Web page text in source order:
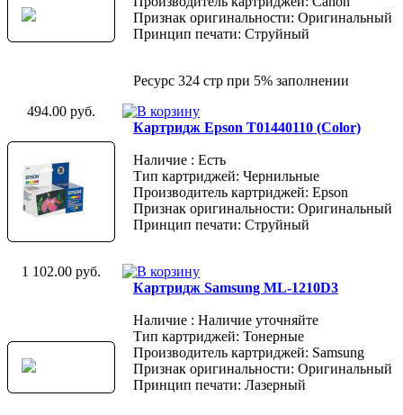
Признак оригинальности: Оригинальный
Принцип печати: Струйный
Ресурс 324 стр при 5% заполнении
494.00 руб.
Картридж Epson T01440110 (Color)
Наличие : Есть
Тип картриджей: Чернильные
Производитель картриджей: Epson
Признак оригинальности: Оригинальный
Принцип печати: Струйный
1 102.00 руб.
Картридж Samsung ML-1210D3
Наличие : Наличие уточняйте
Тип картриджей: Тонерные
Производитель картриджей: Samsung
Признак оригинальности: Оригинальный
Принцип печати: Лазерный